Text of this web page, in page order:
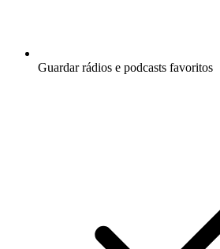
Guardar rádios e podcasts favoritos